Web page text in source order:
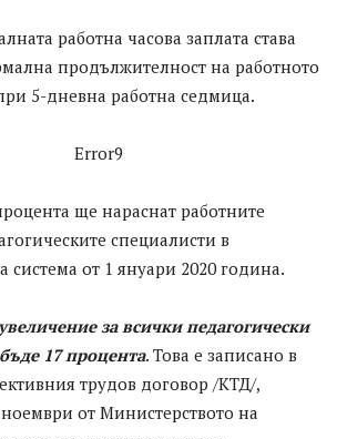
работна часова заплата става
продължителност на работното
5-дневна работна седмица.
Error9
ще нараснат работните
специалисти в
система от 1 януари 2020 година.
за всички педагогически
17 процента. Това е записано в
трудов договор /КТД/,
от Министерството на